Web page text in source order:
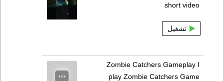
short video
تشغيل
Zombie Catchers Gameplay I
play Zombie Catchers Game